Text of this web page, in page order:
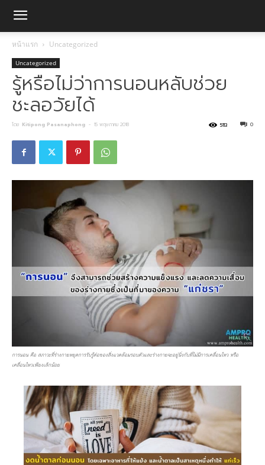
หน้าแรก Uncategorized
Uncategorized
รู้หรือไม่ว่าการนอนหลับช่วย
ชะลอวัยได้
โดย Kitipong Pasanaphong - 15 พฤษภาคม 2018 0
5113
การนอน คือ สภาวะที่ร่างกายหยุดการรับรู้ต่อของสิ่งแวดล้อมรอบตัวและร่างกายจะอยู่นิ่งกับที่ไม่มีการเคลื่อนไหว หรือ
เคลื่อนไหวเพียงเล็กน้อย